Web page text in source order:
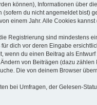
können), Informationen über
du nicht angemeldet bist)
einem Jahr. Alle Cookies
Registrierung sind mindestens
dich vor deren Eingabe
du einen Beitrag als
von Beiträgen (dazu zählen
Die von deinem Browser
bei Umfragen, der Gelesen-